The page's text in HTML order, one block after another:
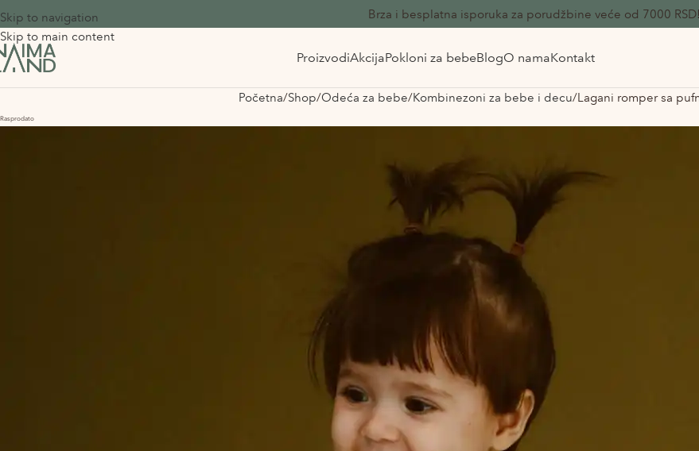
Skip to navigation
Skip to main content
Brza i besplatna isporuka za porudžbine veće od 7000 RSD!
ProizvodiAkcijaPokloni za bebeBlogO namaKontakt
Početna Shop Odeća za bebe Kombinezoni za bebe i decu Lagani romper sa
Rasprodato